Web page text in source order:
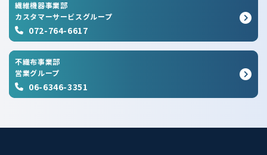
繊維機器事業部
カスタマーサービスグループ
072-764-6617
不織布事業部
営業グループ
06-6346-3351